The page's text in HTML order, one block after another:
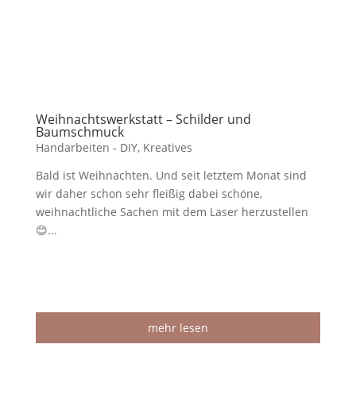
Weihnachtswerkstatt – Schilder und
Baumschmuck
Handarbeiten - DIY, Kreatives
Bald ist Weihnachten. Und seit letztem Monat sind
wir daher schon sehr fleißig dabei schöne,
weihnachtliche Sachen mit dem Laser herzustellen
😊...
mehr lesen